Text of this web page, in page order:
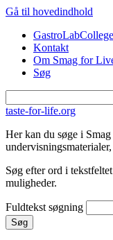
Gå til hovedindhold
GastroLabCollege
Kontakt
Om Smag for
Søg
taste-for-life.org
Her kan du søge i
Søg efter ord i
muligheder.
Fuldtekst søgning